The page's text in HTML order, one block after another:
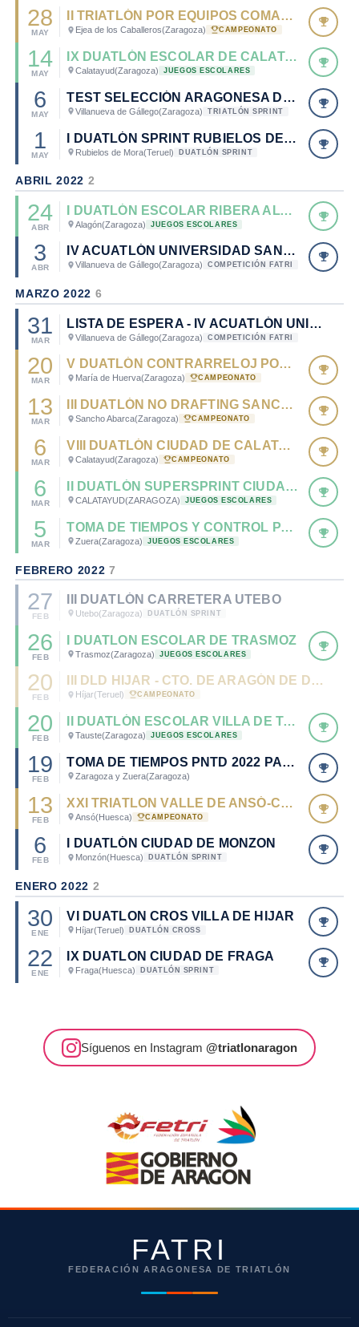
28
MAY
II TRIATLÓN POR EQUIPOS COMARCA CINCO VILLAS - CTO. DE ARAGÓN DE TRIATLÓN POR EQUIPOS 2022
Ejea de los Caballeros(Zaragoza) CAMPEONATO
14
MAY
IX DUATLÓN ESCOLAR DE CALATAYUD
Calatayud(Zaragoza) JUEGOS ESCOLARES
6
MAY
TEST SELECCIÓN ARAGONESA DE TRIATLÓN
Villanueva de Gállego(Zaragoza) TRIATLÓN SPRINT
1
MAY
I DUATLÓN SPRINT RUBIELOS DE MORA
Rubielos de Mora(Teruel) DUATLÓN SPRINT
ABRIL 2022 2
24
ABR
I DUATLÓN ESCOLAR RIBERA ALTA DEL EBRO - VILLA DE ALAGÓN
Alagón(Zaragoza) JUEGOS ESCOLARES
3
ABR
IV ACUATLÓN UNIVERSIDAD SAN JORGE
Villanueva de Gállego(Zaragoza) COMPETICIÓN FATRI
MARZO 2022 6
31
MAR
LISTA DE ESPERA - IV ACUATLÓN UNIVERSIDAD SAN JORGE
Villanueva de Gállego(Zaragoza) COMPETICIÓN FATRI
20
MAR
V DUATLÓN CONTRARRELOJ POR EQUIPOS DE MARÍA DE HUERVA
María de Huerva(Zaragoza) CAMPEONATO
13
MAR
III DUATLÓN NO DRAFTING SANCHO ABARCA - CTO. DE ARAGÓN DE DUATLÓN ESTÁNDAR 2022
Sancho Abarca(Zaragoza) CAMPEONATO
6
MAR
VIII DUATLÓN CIUDAD DE CALATAYUD - CTO. ARAGÓN DE DUATLÓN SPRINT 2022
Calatayud(Zaragoza) CAMPEONATO
6
MAR
II DUATLÓN SUPERSPRINT CIUDAD DE CALATAYUD - CTO. ARAGÓN CD Y JV DE DUATLÓN SUPERSPRINT 2022
CALATAYUD(ZARAGOZA) JUEGOS ESCOLARES
5
MAR
TOMA DE TIEMPOS Y CONTROL PARA CATEGORÍA INFANTIL
Zuera(Zaragoza) JUEGOS ESCOLARES
FEBRERO 20227
27
FEB
III DUATLÓN CARRETERA UTEBO
Utebo(Zaragoza) DUATLÓN SPRINT
26
FEB
I DUATLON ESCOLAR DE TRASMOZ
Trasmoz(Zaragoza) JUEGOS ESCOLARES
20
FEB
III DLD HIJAR - CTO. DE ARAGÓN DE DUATLÓN MD 2022
Híjar(Teruel) CAMPEONATO
20
FEB
II DUATLÓN ESCOLAR VILLA DE TAUSTE
Tauste(Zaragoza) JUEGOS ESCOLARES
19
FEB
TOMA DE TIEMPOS PNTD 2022 PARA CADETES, JUVENIL, JUNIOR Y PARATRIATLÓN
Zaragoza y Zuera(Zaragoza)
13
FEB
XXI TRIATLON VALLE DE ANSÓ-CTO. DE ESPAÑA DE TRIATLON DE INVIERNO 2022
Ansó(Huesca) CAMPEONATO
6
FEB
I DUATLÓN CIUDAD DE MONZON
Monzón(Huesca) DUATLÓN SPRINT
ENERO 2022 2
30
ENE
VI DUATLON CROS VILLA DE HIJAR
Híjar(Teruel) DUATLÓN CROSS
22
ENE
IX DUATLON CIUDAD DE FRAGA
Fraga(Huesca) DUATLÓN SPRINT
Síguenos en Instagram @triatlonaragon
FATRI
FEDERACIÓN ARAGONESA DE TRIATLÓN